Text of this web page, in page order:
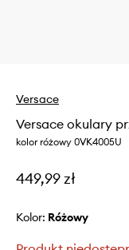
Versace
Versace okulary
kolor różowy 0VK4005U
449,99 zł
Kolor: różowy